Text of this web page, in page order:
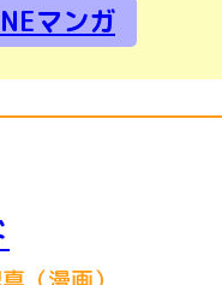
マンガ